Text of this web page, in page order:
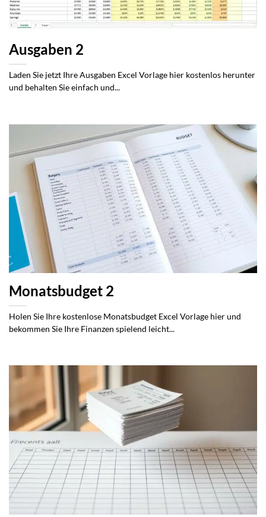
Ausgaben 2
Laden Sie jetzt Ihre Ausgaben Excel Vorlage hier kostenlos herunter
und behalten Sie einfach und...
Monatsbudget 2
Holen Sie Ihre kostenlose Monatsbudget Excel Vorlage hier und
bekommen Sie Ihre Finanzen spielend leicht...